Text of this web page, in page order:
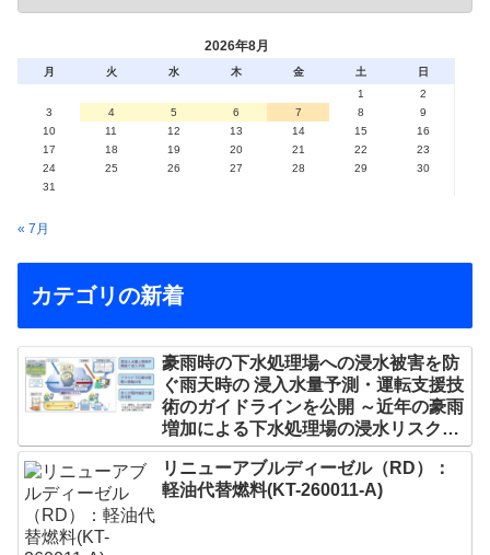
2026年8月
月 火 水 木 金 土
日
1
2
3
4 5 6 7 8
9
10
11 12 13 14 15
16
17
18 19 20 21 22
23
24
25 26 27 28 29
30
31
« 7月
カテゴリの新着
豪雨時の下水処理場への浸水被害を防
ぐ雨天時の 浸入水量予測・運転支援技
術のガイドラインを公開 ～近年の豪雨
増加による下水処理場の浸水リスクを
軽減～
リニューアブルディーゼル（RD）：
軽油代替燃料(KT-260011-A)